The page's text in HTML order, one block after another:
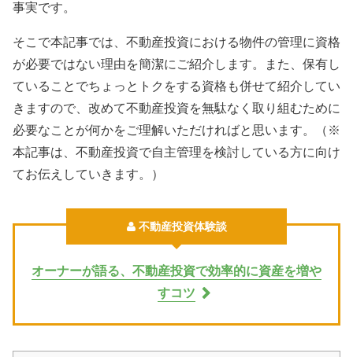
事実です。
そこで本記事では、不動産投資における物件の管理に資格
が必要ではない理由を簡潔にご紹介します。また、保有し
ていることでちょっとトクをする資格も併せて紹介してい
きますので、改めて不動産投資を無駄なく取り組むために
必要なことが何かをご理解いただければと思います。（※
本記事は、不動産投資で自主管理を検討している方に向け
てお伝えしていきます。）
不動産投資体験談
オーナーが語る、不動産投資で効率的に資産を増や
すコツ